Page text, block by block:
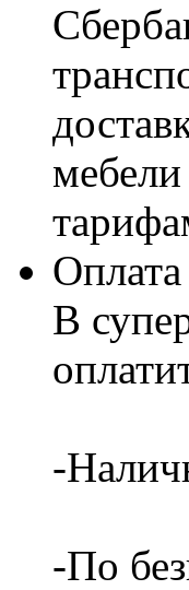
Оплата
В
-
-По